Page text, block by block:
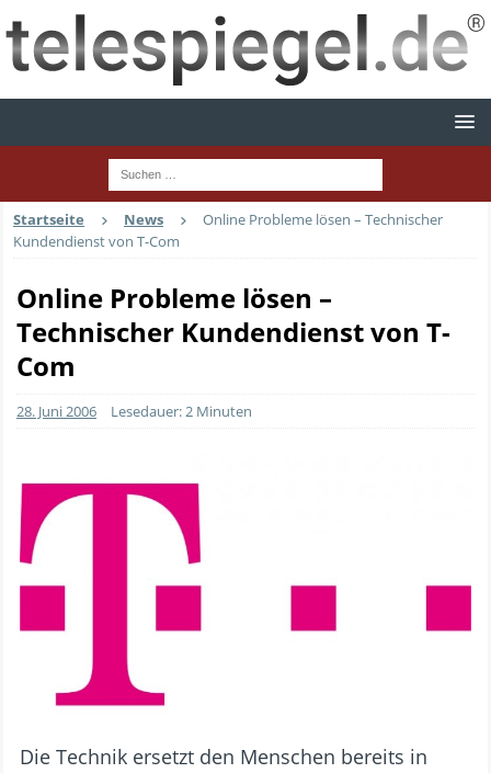
Startseite News
Online Probleme lösen – Technischer
Kundendienst von T-Com
Online Probleme lösen –
Technischer Kundendienst von T-
Com
28. Juni 2006 Lesedauer: 2 Minuten
Die Technik ersetzt den Menschen bereits in